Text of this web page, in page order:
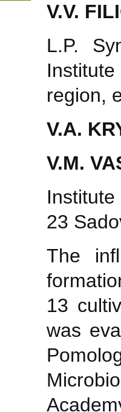
V.V.
L.P.
region,
V.A.
V.M.
23
The
13
was